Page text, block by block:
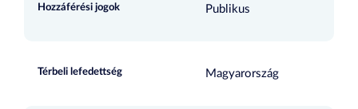
Hozzáférési jogok Publikus
Térbeli lefedettség Magyarország